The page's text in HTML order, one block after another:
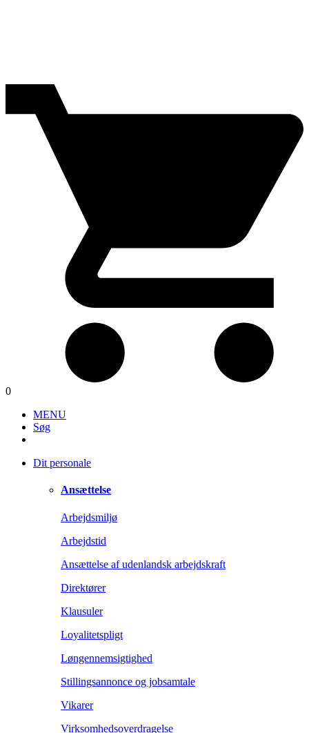
0
MENU
Søg
Dit personale
Ansættelse
Arbejdsmiljø
Arbejdstid
Ansættelse af udenlandsk arbejdskraft
Direktører
Klausuler
Loyalitetspligt
Løngennemsigtighed
Stillingsannonce og jobsamtale
Vikarer
Virksomhedsoverdragelse